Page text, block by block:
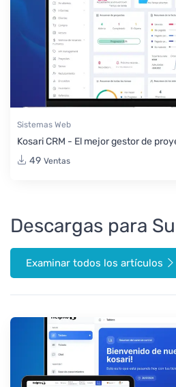
Sistemas Web
Kosari CRM - El mejor gestor de
49 Ventas
Descargas para
Examinar todos los artículos